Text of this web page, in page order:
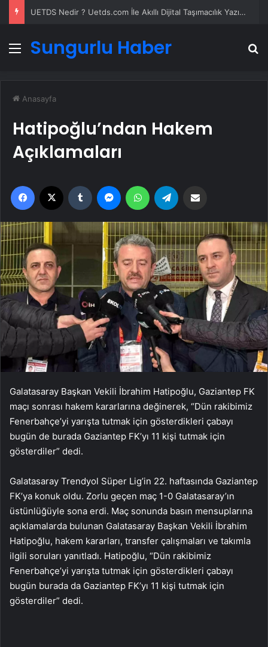
UETDS Nedir ? Uetds.com İle Akıllı Dijital Taşımacılık Yazılımı
Menü
Sungurlu Haber
Anasayfa
Hatipoğlu’ndan Hakem
Açıklamaları
Facebook Tumblr MessengerWhatsApp
Galatasaray Başkan Vekili İbrahim Hatipoğlu, Gaziantep FK
maçı sonrası hakem kararlarına değinerek, “Dün rakibimiz
Fenerbahçe’yi yarışta tutmak için gösterdikleri çabayı
bugün de burada Gaziantep FK’yı 11 kişi tutmak için
gösterdiler” dedi.
Galatasaray Trendyol Süper Lig’in 22. haftasında Gaziantep
FK’ya konuk oldu. Zorlu geçen maç 1-0 Galatasaray’ın
üstünlüğüyle sona erdi. Maç sonunda basın mensuplarına
açıklamalarda bulunan Galatasaray Başkan Vekili İbrahim
Hatipoğlu, hakem kararları, transfer çalışmaları ve takımla
ilgili soruları yanıtladı. Hatipoğlu, “Dün rakibimiz
Fenerbahçe’yi yarışta tutmak için gösterdikleri çabayı
bugün burada da Gaziantep FK’yı 11 kişi tutmak için
gösterdiler” dedi.